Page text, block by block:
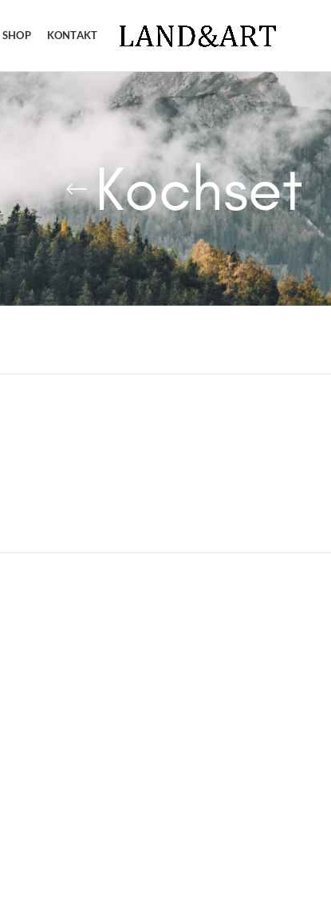
SHOP KONTAKT
Kochset